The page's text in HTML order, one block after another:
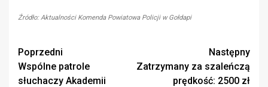
Źródło: Aktualności Komenda Powiatowa Policji w Gołdapi
Zobacz
wpisy
Poprzedni
Wspólne patrole
słuchaczy Akademii
Następny
Zatrzymany za szaleńczą
prędkość: 2500 zł